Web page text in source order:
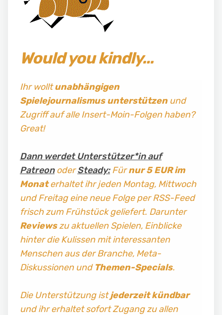
Would you kindly…
Ihr wolltunabhängigen
Spielejournalismus unterstützenund
Zugriff auf alle Insert-Moin-Folgen haben?
Great!
Dann werdet Unterstützer*in auf
PatreonoderSteady:Fürnur 5 EUR im
Monaterhaltet ihr jeden Montag, Mittwoch
und Freitag eine neue Folge per RSS-Feed
frisch zum Frühstück geliefert. Darunter
Reviewszu aktuellen Spielen, Einblicke
hinter die Kulissen mit interessanten
Menschen aus der Branche, Meta-
Diskussionen und Themen-Specials.
Die Unterstützung istjederzeit kündbar
und ihr erhaltet sofort Zugang zu allen